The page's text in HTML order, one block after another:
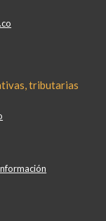
tributarias